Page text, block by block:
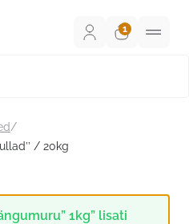
/
/ 20kg
1kg” lisati